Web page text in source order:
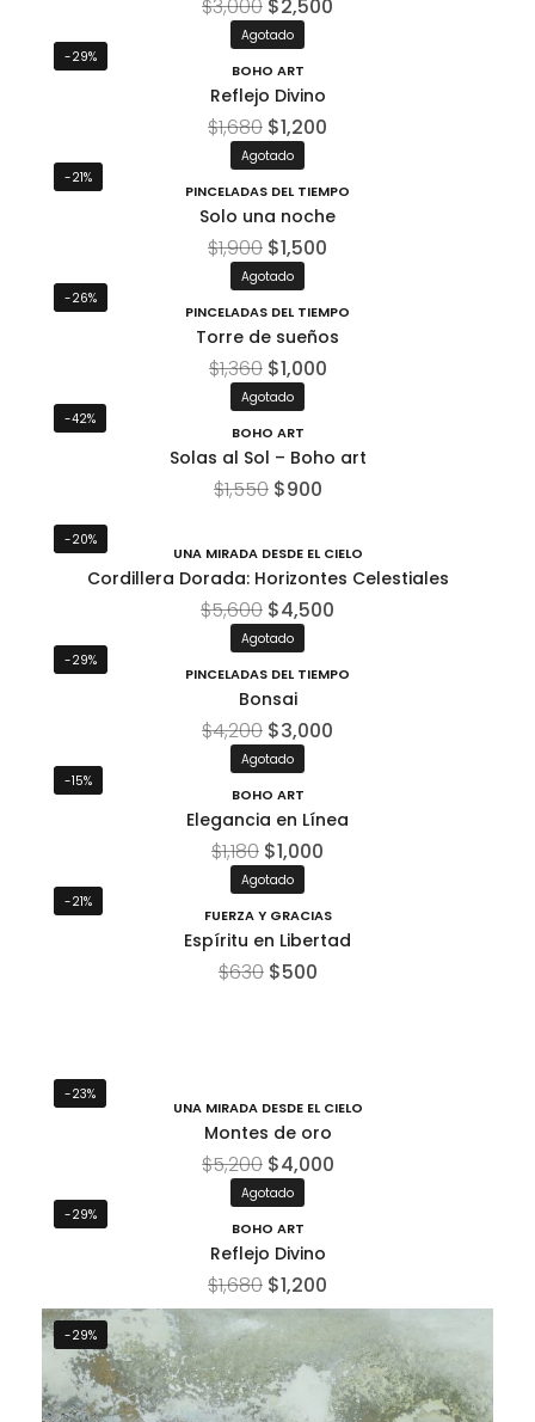
$3,000 $2,500
-29%
Agotado
BOHO ART
Reflejo Divino
$1,680 $1,200
-21%
Agotado
PINCELADAS DEL TIEMPO
Solo una noche
$1,900 $1,500
-26%
Agotado
PINCELADAS DEL TIEMPO
Torre de sueños
$1,360 $1,000
-42%
Agotado
BOHO ART
Solas al Sol – Boho art
$1,550 $900
-20%
UNA MIRADA DESDE EL CIELO
Cordillera Dorada: Horizontes Celestiales
$5,600 $4,500
-29%
Agotado
PINCELADAS DEL TIEMPO
Bonsai
$4,200 $3,000
-15%
Agotado
BOHO ART
Elegancia en Línea
$1,180 $1,000
-21%
Agotado
FUERZA Y GRACIAS
Espíritu en Libertad
$630 $500
-23%
UNA MIRADA DESDE EL CIELO
Montes de oro
$5,200 $4,000
-29%
Agotado
BOHO ART
Reflejo Divino
$1,680 $1,200
-29%